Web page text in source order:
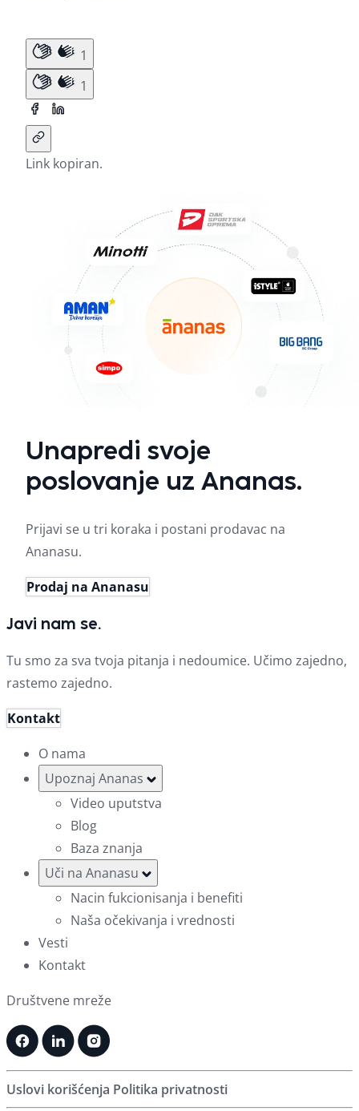
1
1
Link kopiran.
Unapredi svoje
poslovanje uz Ananas.
Prijavi se u tri koraka i postani prodavac na
Ananasu.
Prodaj na Ananasu
Javi nam se.
Tu smo za sva tvoja pitanja i nedoumice. Učimo zajedno,
rastemo zajedno.
Kontakt
O nama
Upoznaj Ananas
Video uputstva
Blog
Baza znanja
Uči na Ananasu
Nacin fukcionisanja i benefiti
Naša očekivanja i vrednosti
Vesti
Kontakt
Društvene mreže
Uslovi korišćenja Politika privatnosti